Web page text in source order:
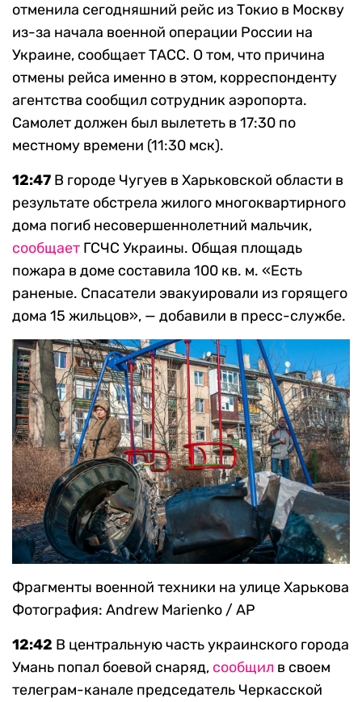
отменила сегодняшний рейс из Токио в Москву
из-за начала военной операции России на
Украине, сообщает ТАСС. О том, что причина
отмены рейса именно в этом, корреспонденту
агентства сообщил сотрудник аэропорта.
Самолет должен был вылететь в 17:30 по
местному времени (11:30 мск).
12:47 В городе Чугуев в Харьковской области в
результате обстрела жилого многоквартирного
дома погиб несовершеннолетний мальчик,
сообщает ГСЧС Украины. Общая площадь
пожара в доме составила 100 кв. м. «Есть
раненые. Спасатели эвакуировали из горящего
дома 15 жильцов», — добавили в пресс-службе.
Фрагменты военной техники на улице Харькова
Фотография: Andrew Marienko / AP
12:42 В центральную часть украинского города
Умань попал боевой снаряд, сообщил в своем
телеграм-канале председатель Черкасской